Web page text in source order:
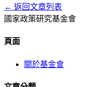
← 返回文章列表
國家政策研究基金會
頁面
關於基金會